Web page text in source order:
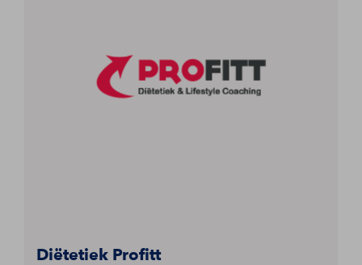
Diëtetiek Profitt